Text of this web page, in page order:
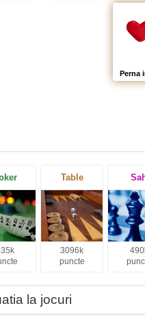
Perna
Table
3096k
puncte
la jocuri